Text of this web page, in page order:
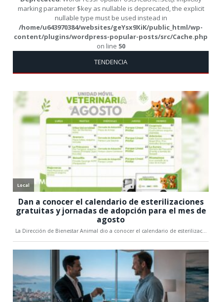
marking parameter $key as nullable is deprecated, the explicit
nullable type must be used instead in
/home/u643970384/websites/geYsx9XiK/public_html/wp-
content/plugins/wordpress-popular-posts/src/Cache.php
on line 50
TENDENCIA